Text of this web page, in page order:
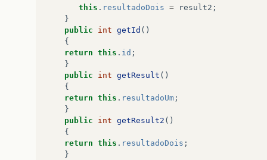
this . resultadoDois = result2 ;
}
public
int getId ()
{
return this . id ;
}
public
int getResult ()
{
return this . resultadoUm ;
}
public
int getResult2 ()
{
return this . resultadoDois ;
}